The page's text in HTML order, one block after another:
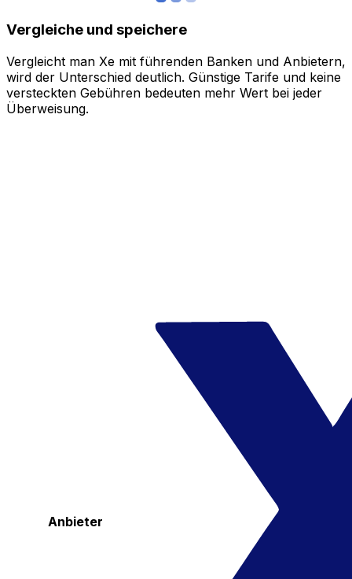
Vergleiche und speichere
Vergleicht man Xe mit führenden Banken und Anbietern,
wird der Unterschied deutlich. Günstige Tarife und keine
versteckten Gebühren bedeuten mehr Wert bei jeder
Überweisung.
Anbieter